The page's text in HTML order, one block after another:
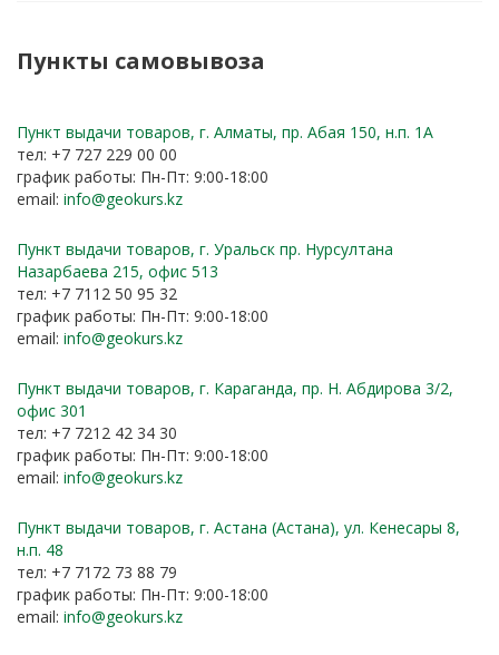
Пункты самовывоза
Пункт выдачи товаров, г. Алматы, пр. Абая 150, н.п. 1А
тел: +7 727 229 00 00
график работы: Пн-Пт: 9:00-18:00
email: info@geokurs.kz
Пункт выдачи товаров, г. Уральск пр. Нурсултана
Назарбаева 215, офис 513
тел: +7 7112 50 95 32
график работы: Пн-Пт: 9:00-18:00
email: info@geokurs.kz
Пункт выдачи товаров, г. Караганда, пр. Н. Абдирова 3/2,
офис 301
тел: +7 7212 42 34 30
график работы: Пн-Пт: 9:00-18:00
email: info@geokurs.kz
Пункт выдачи товаров, г. Астана (Астана), ул. Кенесары 8,
н.п. 48
тел: +7 7172 73 88 79
график работы: Пн-Пт: 9:00-18:00
email: info@geokurs.kz